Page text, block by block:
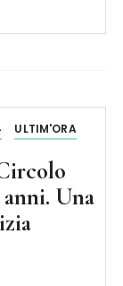
ULTIM'ORA
Una